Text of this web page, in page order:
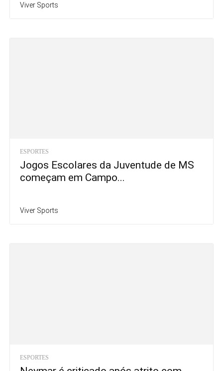
Viver Sports
ESPORTES
Jogos Escolares da Juventude de MS
começam em Campo...
Viver Sports
ESPORTES